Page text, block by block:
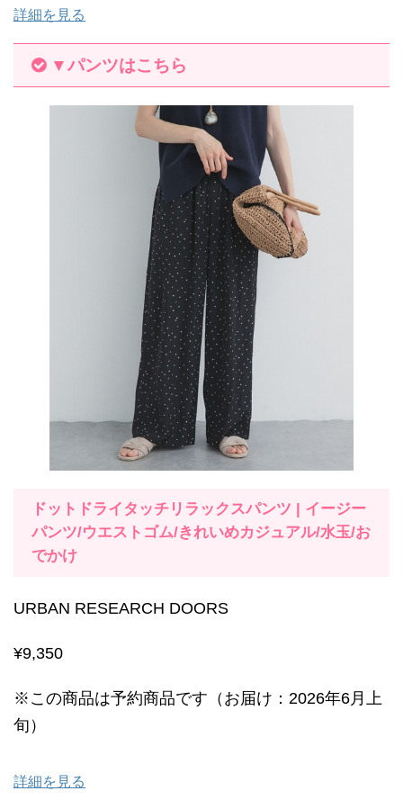
詳細を見る
▼パンツはこちら
ドットドライタッチリラックスパンツ | イージー
パンツ/ウエストゴム/きれいめカジュアル/水玉/お
でかけ
URBAN RESEARCH DOORS
¥9,350
※この商品は予約商品です（お届け：2026年6月上
旬）
詳細を見る